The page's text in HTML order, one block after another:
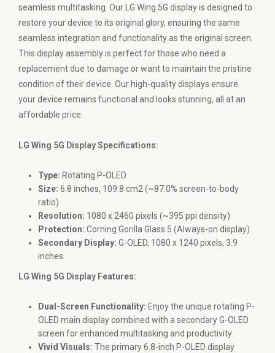
seamless multitasking. Our LG Wing 5G display is designed to
restore your device to its original glory, ensuring the same
seamless integration and functionality as the original screen.
This display assembly is perfect for those who need a
replacement due to damage or want to maintain the pristine
condition of their device. Our high-quality displays ensure
your device remains functional and looks stunning, all at an
affordable price.
LG Wing 5G Display Specifications:
Type: Rotating P-OLED
Size: 6.8 inches, 109.8 cm2 (~87.0% screen-to-body
ratio)
Resolution: 1080 x 2460 pixels (~395 ppi density)
Protection: Corning Gorilla Glass 5 (Always-on display)
Secondary Display: G-OLED, 1080 x 1240 pixels, 3.9
inches
LG Wing 5G Display Features:
Dual-Screen Functionality: Enjoy the unique rotating P-
OLED main display combined with a secondary G-OLED
screen for enhanced multitasking and productivity.
Vivid Visuals: The primary 6.8-inch P-OLED display